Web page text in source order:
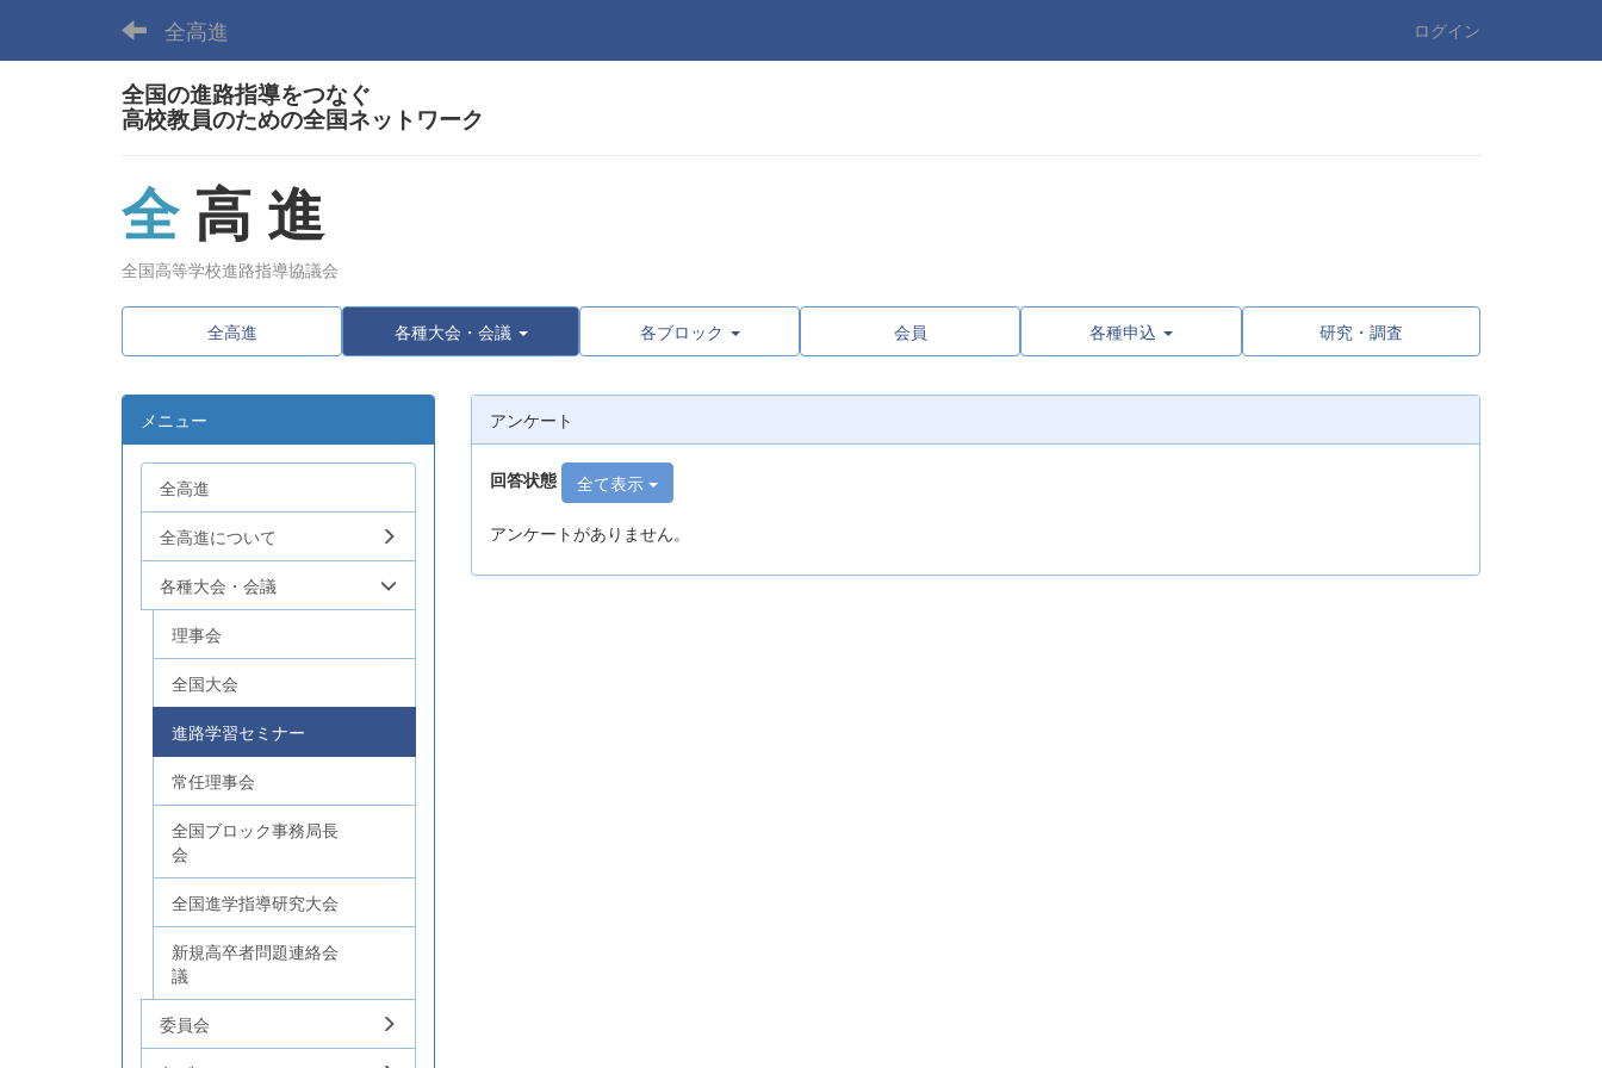
全高進 ログイン
全国の進路指導をつなぐ
高校教員のための全国ネットワーク
全高 進
全国高等学校進路指導協議会
全高進 各種大会・会議 各ブロック 会員 各種申込 研究・調査
アンケート
回答状態 全て表示
アンケートがありません。
メニュー
全高進
全高進について
各種大会・会議
理事会
全国大会
進路学習セミナー
常任理事会
全国ブロック事務局長
会
全国進学指導研究大会
新規高卒者問題連絡会
議
委員会